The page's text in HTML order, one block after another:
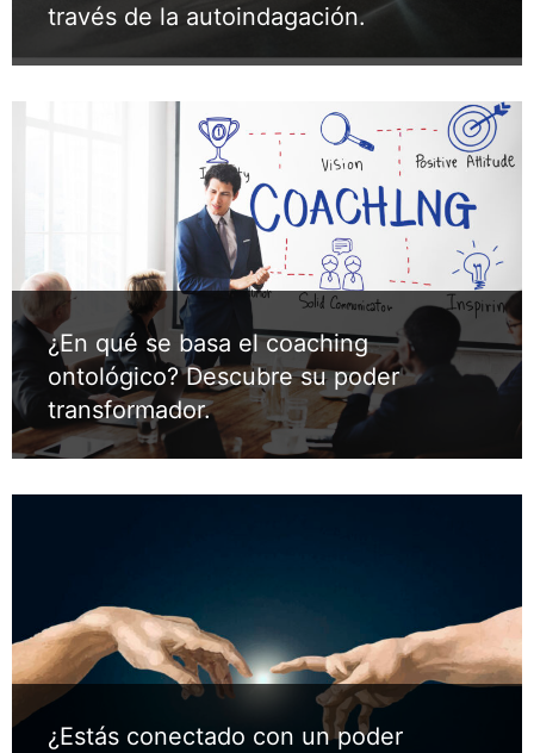
través de la autoindagación.
¿En qué se basa el coaching
ontológico? Descubre su poder
transformador.
¿Estás conectado con un poder